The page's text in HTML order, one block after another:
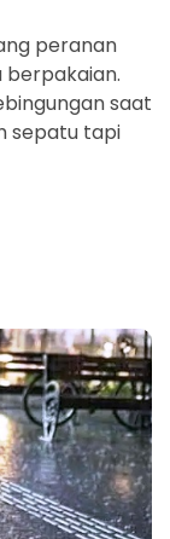
peranan
saat
sepatu tapi